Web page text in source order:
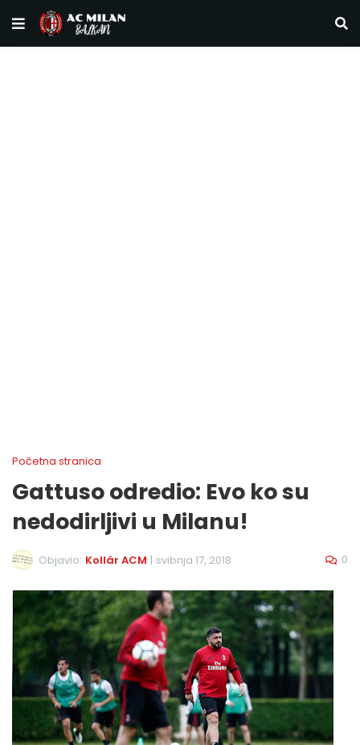
Početna stranica
Gattuso odredio: Evo ko su
nedodirljivi u Milanu!
Objavio: Kollár ACM | svibnja 17, 2018 0